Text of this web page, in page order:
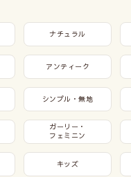
ナチュラル
アンティーク
シンプル・無地
ガーリー・
フェミニン
キッズ